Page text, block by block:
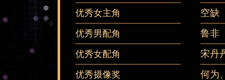
优秀女主角 空缺
优秀男配角 鲁非
优秀女配角 宋丹
优秀摄像奖 何为